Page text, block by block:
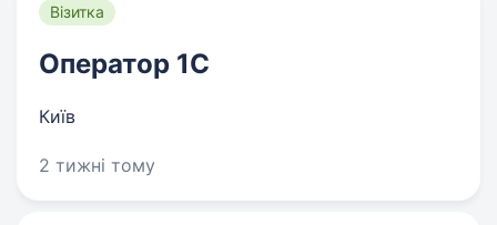
Візитка
Оператор 1C
Київ
2 тижні тому